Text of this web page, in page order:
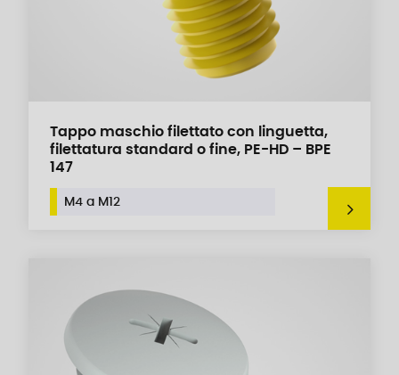
Tappo maschio filettato con linguetta,
filettatura standard o fine, PE-HD – BPE
147
M4 a M12